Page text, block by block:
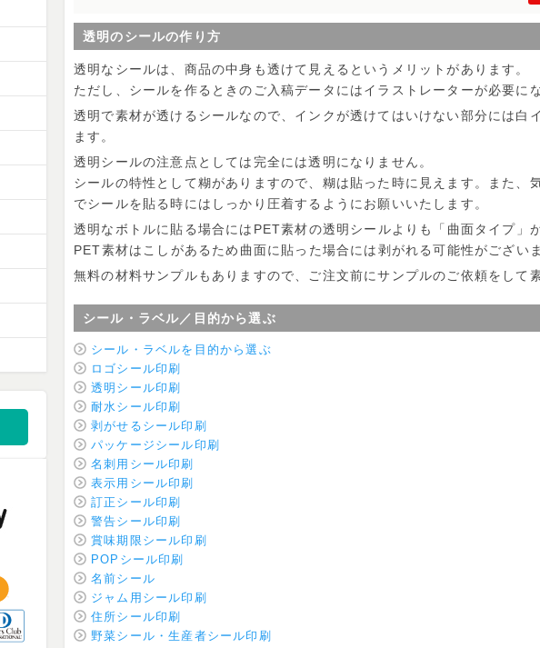
透明のシールの作り方
透明なシールは、商品の中身も透けて見えるというメリットがあります。
ただし、シールを作るときのご入稿データにはイラストレーターが必要に
透明で素材が透けるシールなので、インクが透けてはいけない部分には白
ます。
透明シールの注意点としては完全には透明になりません。
シールの特性として糊がありますので、糊は貼った時に見えます。また、
でシールを貼る時にはしっかり圧着するようにお願いいたします。
透明なボトルに貼る場合にはPET素材の透明シールよりも「曲面タイプ」
PET素材はこしがあるため曲面に貼った場合には剥がれる可能性がございま
無料の材料サンプルもありますので、ご注文前にサンプルのご依頼をして
シール・ラベル／目的から選ぶ
シール・ラベルを目的から選ぶ
ロゴシール印刷
透明シール印刷
耐水シール印刷
剥がせるシール印刷
パッケージシール印刷
名刺用シール印刷
表示用シール印刷
訂正シール印刷
警告シール印刷
賞味期限シール印刷
POPシール印刷
名前シール
ジャム用シール印刷
住所シール印刷
野菜シール・生産者シール印刷